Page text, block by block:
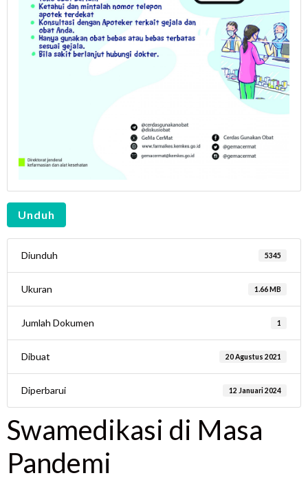
Unduh
Diunduh 5345
Ukuran 1.66 MB
Jumlah Dokumen 1
Dibuat 20 Agustus 2021
Diperbarui 12 Januari 2024
Swamedikasi di Masa
Pandemi